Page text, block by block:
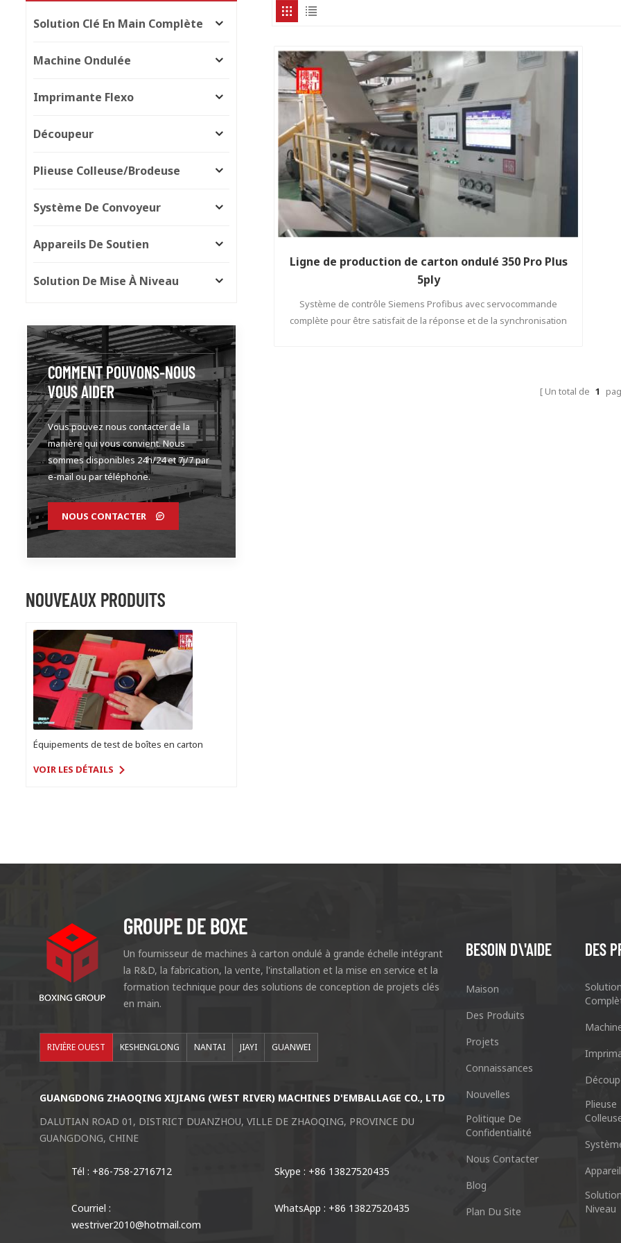
Ligne de production de carton ondulé 350 Pro Plus
5ply
Système de contrôle Siemens Profibus avec servocommande
complète pour être satisfait de la réponse et de la synchronisation
Un total de 1
Solution Clé En Main Complète
Machine Ondulée
Imprimante Flexo
Découpeur
Plieuse Colleuse/brodeuse
Système De Convoyeur
Appareils De Soutien
Solution De Mise À Niveau
COMMENT POUVONS-NOUS
VOUS AIDER
Vous pouvez nous contacter de la
manière qui vous convient. Nous
sommes disponibles 24h/24 et 7j/7 par
e-mail ou par téléphone.
NOUS CONTACTER
NOUVEAUX PRODUITS
Équipements de test de boîtes en carton
VOIR LES DÉTAILS
GROUPE DE BOXE
Un fournisseur de machines à carton ondulé à grande échelle intégrant
la R&D, la fabrication, la vente, l'installation et la mise en service et la
formation technique pour des solutions de conception de projets clés
en main.
RIVIÈRE OUEST KESHENGLONG NANTAI JIAYI GUANWEI
GUANGDONG ZHAOQING XIJIANG (WEST RIVER) MACHINES D'EMBALLAGE CO., LTD
DALUTIAN ROAD 01, DISTRICT DUANZHOU, VILLE DE ZHAOQING, PROVINCE DU
GUANGDONG, CHINE
Tél : +86-758-2716712 Skype : +86 13827520435
Courriel :
westriver2010@hotmail.com
WhatsApp : +86 13827520435
Guangzhou Keshenglong Carton
NO.77 Xieshi Road Zhongcun
Tél : +86-20-84771416
Courriel :
BESOIN D\'AIDE
Maison
Des Produits
Projets
Connaissances
Nouvelles
Politique De
Confidentialité
Nous Contacter
Blog
Plan Du Site
DES
Plieuse
Niveau